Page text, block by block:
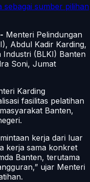
sebagai sumber pilihan
Menteri Pelindungan
Abdul Kadir Karding,
Industri (BLKI) Banten
Soni, Jumat
Karding
fasilitas pelatihan
Banten,
kerja dari luar
kerja sama konkret
Banten, terutama
ujar Menteri